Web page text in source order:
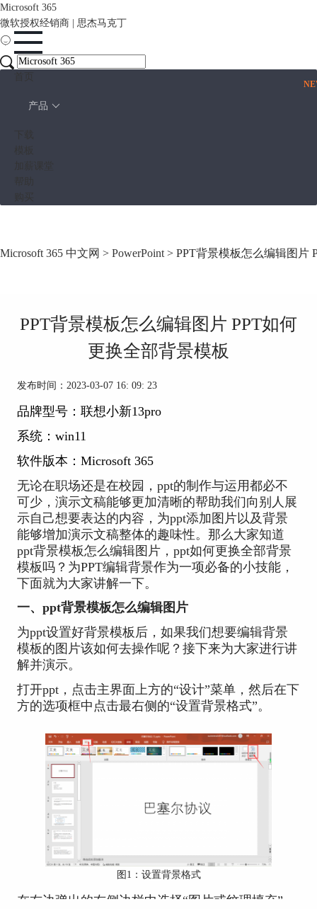
Microsoft 365
微软授权经销商 | 思杰马克丁
产品
Microsoft 365 中文网 > PowerPoint > PPT背景模板怎么编辑图片
PPT背景模板怎么编辑图片 PPT如何
更换全部背景模板
发布时间：2023-03-07 16: 09: 23
品牌型号：联想小新13pro
系统：win11
软件版本： Microsoft 365
无论在职场还是在校园，ppt的制作与运用都必不
可少，演示文稿能够更加清晰的帮助我们向别人展
示自己想要表达的内容，为ppt添加图片以及背景
能够增加演示文稿整体的趣味性。那么大家知道
ppt背景模板怎么编辑图片，ppt如何更换全部背景
模板吗？为PPT编辑背景作为一项必备的小技能，
下面就为大家讲解一下。
一、ppt背景模板怎么编辑图片
为ppt设置好背景模板后，如果我们想要编辑背景
模板的图片该如何去操作呢？接下来为大家进行讲
解并演示。
打开ppt，点击主界面上方的“设计”菜单，然后在下
方的选项框中点击最右侧的“设置背景格式”。
图1：设置背景格式
在右边弹出的右侧边栏中选择“图片或纹理填充”。